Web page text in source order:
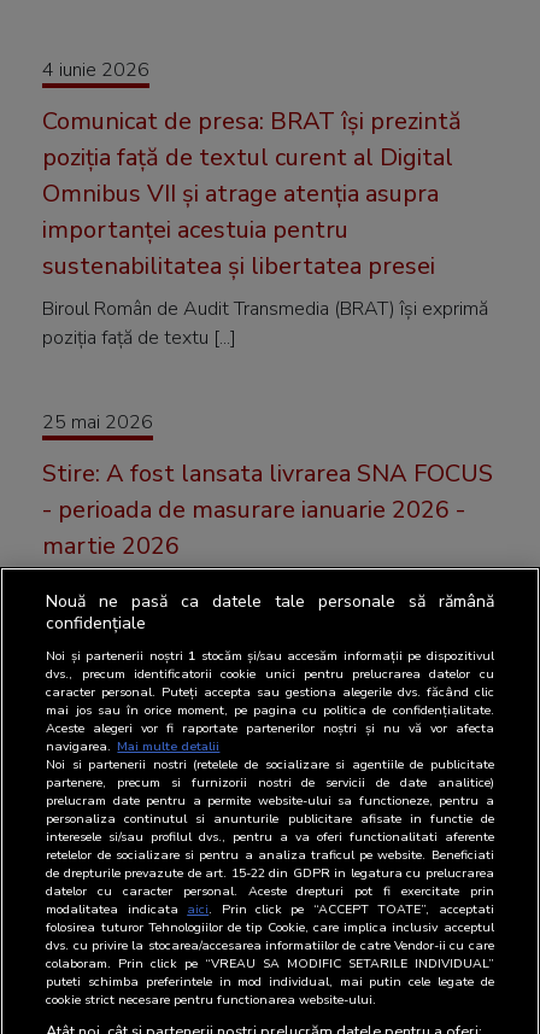
4 iunie 2026
Comunicat de presa: BRAT își prezintă
poziția față de textul curent al Digital
Omnibus VII și atrage atenția asupra
importanței acestuia pentru
sustenabilitatea și libertatea presei
Biroul Român de Audit Transmedia (BRAT) își exprimă
poziția față de textu [...]
25 mai 2026
Stire: A fost lansata livrarea SNA FOCUS
- perioada de masurare ianuarie 2026 -
martie 2026
Luni, 25 mai, BRAT a publicat cele mai recente
rezultatele SNA FOCUS.
16 martie 2026
16 martie 2026, BRAT a publicat cele
mai recente cifre de difuzare ale
publicatiilor tiparite auditate de BRAT
Astazi 16 martie, BRAT a publicat cele mai recente
cifre de difuzare ale publicațiilor ti [...]
Nouă ne pasă ca datele tale personale să rămână
confidențiale
Noi și partenerii noștri 1 stocăm și/sau accesăm informații pe dispozitivul
dvs., precum identificatorii cookie unici pentru prelucrarea datelor cu
caracter personal. Puteți accepta sau gestiona alegerile dvs. făcând clic
mai jos sau în orice moment, pe pagina cu politica de confidențialitate.
Aceste alegeri vor fi raportate partenerilor noștri și nu vă vor afecta
navigarea. Mai multe detalii
Noi si partenerii nostri (retelele de socializare si agentiile de publicitate
partenere, precum si furnizorii nostri de servicii de date analitice)
prelucram date pentru a permite website-ului sa functioneze, pentru a
personaliza continutul si anunturile publicitare afisate in functie de
interesele si/sau profilul dvs., pentru a va oferi functionalitati aferente
retelelor de socializare si pentru a analiza traficul pe website. Beneficiati
de drepturile prevazute de art. 15-22 din GDPR in legatura cu prelucrarea
datelor cu caracter personal. Aceste drepturi pot fi exercitate prin
modalitatea indicata aici. Prin click pe “ACCEPT TOATE”, acceptati
folosirea tuturor Tehnologiilor de tip Cookie, care implica inclusiv acceptul
dvs. cu privire la stocarea/accesarea informatiilor de catre Vendor-ii cu care
colaboram. Prin click pe “VREAU SA MODIFIC SETARILE INDIVIDUAL”
puteti schimba preferintele in mod individual, mai putin cele legate de
cookie strict necesare pentru functionarea website-ului.